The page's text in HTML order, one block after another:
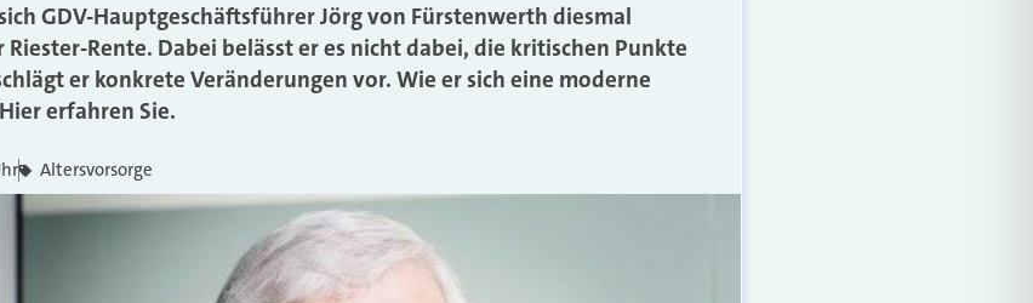
GDV-Hauptgeschäftsführer Jörg von Fürstenwerth diesmal
Rente. Dabei belässt er es nicht dabei, die kritischen Punkte
er konkrete Veränderungen vor. Wie er sich eine moderne
erfahren Sie.
Altersvorsorge